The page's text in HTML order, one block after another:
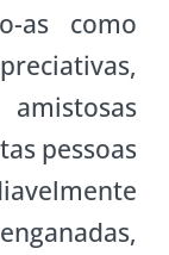
as como
pessoas